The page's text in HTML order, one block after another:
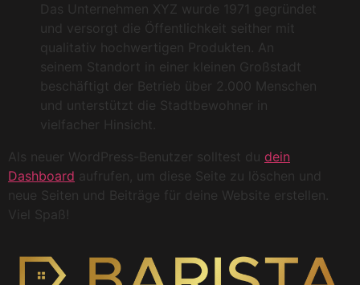
Das Unternehmen XYZ wurde 1971 gegründet
und versorgt die Öffentlichkeit seither mit
qualitativ hochwertigen Produkten. An
seinem Standort in einer kleinen Großstadt
beschäftigt der Betrieb über 2.000 Menschen
und unterstützt die Stadtbewohner in
vielfacher Hinsicht.
Als neuer WordPress-Benutzer solltest du dein
Dashboard aufrufen, um diese Seite zu löschen und
neue Seiten und Beiträge für deine Website erstellen.
Viel Spaß!